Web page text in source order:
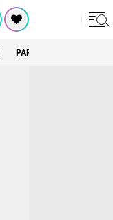
PARIWISATA